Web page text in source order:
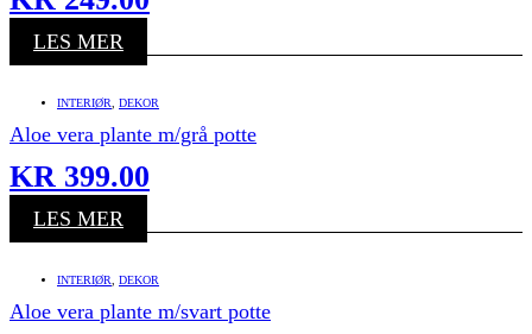
LES MER
INTERIØR DEKOR
Aloe vera plante m/grå potte
KR 399.00
LES MER
INTERIØR DEKOR
Aloe vera plante m/svart potte